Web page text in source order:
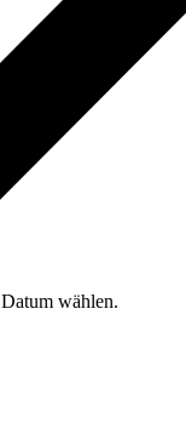
Datum wählen.